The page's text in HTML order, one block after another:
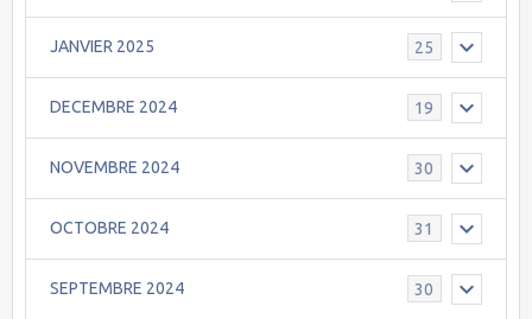
JANVIER 2025 25
DECEMBRE 2024 19
NOVEMBRE 2024 30
OCTOBRE 2024 31
SEPTEMBRE 2024 30